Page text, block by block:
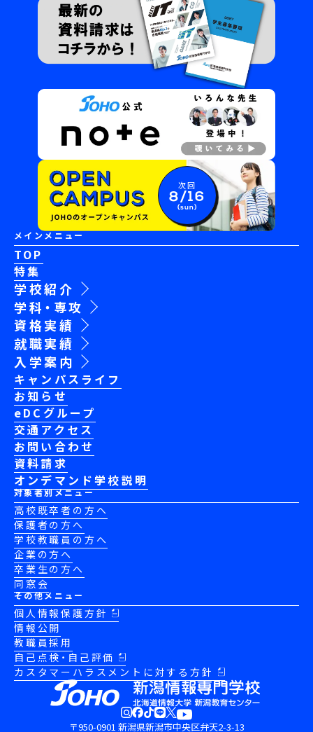
次回
8/16
(sun)
メインメニュー
TOP
特集
学校紹介
学科・専攻
資格実績
就職実績
入学案内
キャンパスライフ
お知らせ
eDCグループ
交通アクセス
お問い合わせ
資料請求
オンデマンド学校説明
対象者別メニュー
高校既卒者の方へ
保護者の方へ
学校教職員の方へ
企業の方へ
卒業生の方へ
同窓会
その他メニュー
個人情報保護方針
情報公開
教職員採用
自己点検・自己評価
カスタマーハラスメントに対する方針
〒950-0901 新潟県新潟市中央区弁天2-3-13